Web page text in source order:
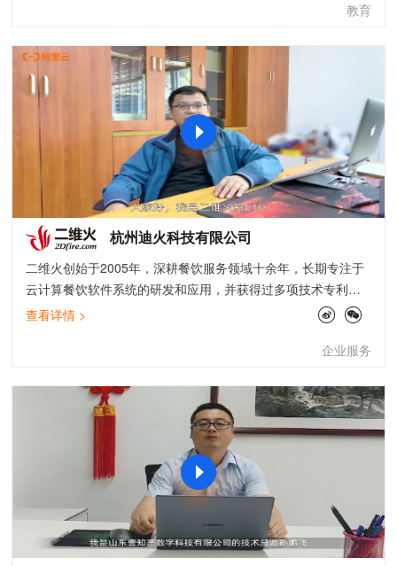
发了领先的英语口语评测、写作打分引擎和深度自适应学习系
听、说、读、写多个维度提升用户的英语水平，并获得多项专
利。
教育
杭州迪火科技有限公司
二维火创始于2005年，深耕餐饮服务领域十余年，长期专注于
云计算餐饮软件系统的研发和应用，并获得过多项技术专利和
知识产权。从前厅后厨、到供应链、数据化运营等等，通过智
等功能模块组成完整的服务矩阵，为超过50万家餐饮和零售门
查看详情 >
企业服务